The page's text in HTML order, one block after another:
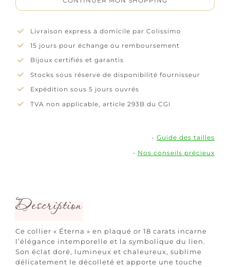
Livraison express à domicile par Colissimo
15 jours pour échange ou remboursement
Bijoux certifiés et garantis
Stocks sous réserve de disponibilité fournisseur
Expédition sous 5 jours ouvrés
TVA non applicable, article 293B du CGI
•Guide des tailles
• Nos conseils précieux
Description
Ce collier « Éterna » en plaqué or 18 carats incarne
l’élégance intemporelle et la symbolique du lien.
Son éclat doré, lumineux et chaleureux, sublime
délicatement le décolleté et apporte une touche